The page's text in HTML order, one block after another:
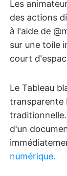
Les
des actions
à l'aide de
sur une toile
court
Le Tableau
transparente
d'un
numérique.